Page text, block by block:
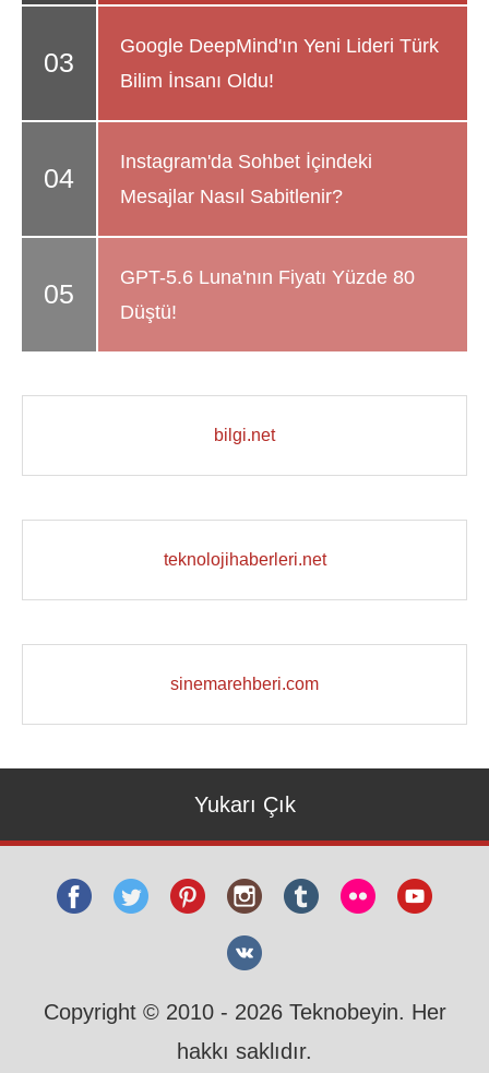
Google DeepMind'ın Yeni Lideri Türk
Bilim İnsanı Oldu!
Instagram'da Sohbet İçindeki
Mesajlar Nasıl Sabitlenir?
GPT-5.6 Luna'nın Fiyatı Yüzde 80
Düştü!
bilgi.net
teknolojihaberleri.net
sinemarehberi.com
Yukarı Çık
Copyright © 2010 - 2026 Teknobeyin. Her
hakkı saklıdır.